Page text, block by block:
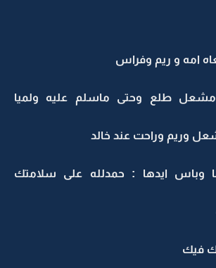
امه و ريم وفراس
طلع وحتى ماسلم عليه ولميا
وريم وراحت عند خالد
وباس ايدها : حمدلله على سلامتك
فيك